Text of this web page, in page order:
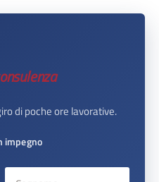
di poche ore lavorative.
impegno